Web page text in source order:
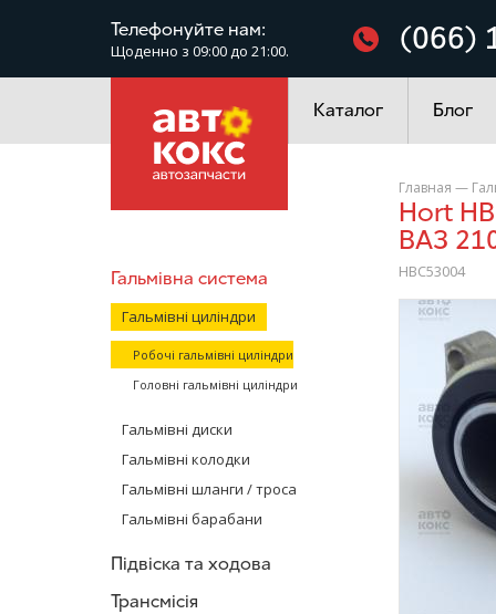
Телефонуйте нам:
Щоденно з 09:00 до 21:00. (066)
Каталог
Електроустаткування
Блог
Гальмівна система
Гальмівні циліндри
Робочі гальмівні циліндри
Головні гальмівні циліндри
Гальмівні диски
Гальмівні колодки
Гальмівні шланги / троса
Гальмівні барабани
Підвіска та ходова
Трансмісія
Главная —
Hort HBC53004 Передній гальмівний циліндр лівий зовнішній
ВАЗ
HBC53004